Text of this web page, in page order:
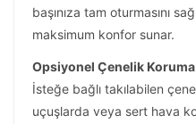
başınıza tam oturmasını
maksimum konfor sunar.
Opsiyonel Çenelik
İsteğe bağlı takılabilen
uçuşlarda veya sert hava